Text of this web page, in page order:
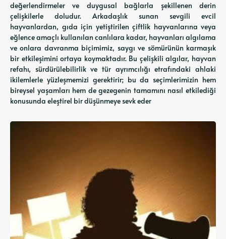
değerlendirmeler ve duygusal bağlarla şekillenen derin
çelişkilerle doludur. Arkadaşlık sunan sevgili evcil
hayvanlardan, gıda için yetiştirilen çiftlik hayvanlarına veya
eğlence amaçlı kullanılan canlılara kadar, hayvanları algılama
ve onlara davranma biçimimiz, saygı ve sömürünün karmaşık
bir etkileşimini ortaya koymaktadır. Bu çelişkili algılar, hayvan
refahı, sürdürülebilirlik ve tür ayrımcılığı etrafındaki ahlaki
ikilemlerle yüzleşmemizi gerektirir; bu da seçimlerimizin hem
bireysel yaşamları hem de gezegenin tamamını nasıl etkilediği
konusunda eleştirel bir düşünmeye sevk eder